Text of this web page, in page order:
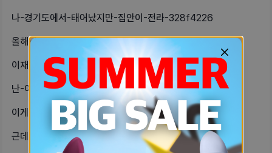
나-경기도에서-태어났지만-집안이-전라-328f4226
올해-성인이라-다음-대선-투표-가능한-e24066d9
이재명VS윤석열일-때-윤석열-당선됐다-7ff99b0a
난-이재명-실용주의가-좋음ㅅㅂ-내란당-c99d6eaa
이게-진정한-보수다-6fe961a7
근데-범죄자가-대통령-후보되는게-말이-5a528411